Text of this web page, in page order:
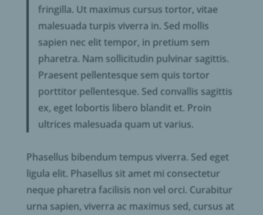
fringilla. Ut maximus cursus tortor, vitae
malesuada turpis viverra in. Sed mollis
sapien nec elit tempor, in pretium sem
pharetra. Nam sollicitudin pulvinar sagittis.
Praesent pellentesque sem quis tortor
porttitor pellentesque. Sed convallis sagittis
ex, eget lobortis libero blandit et. Proin
ultrices malesuada quam ut varius.
Phasellus bibendum tempus viverra. Sed eget
ligula elit. Phasellus sit amet mi consectetur
neque pharetra facilisis non vel orci. Curabitur
urna sapien, viverra ac maximus sed, cursus at